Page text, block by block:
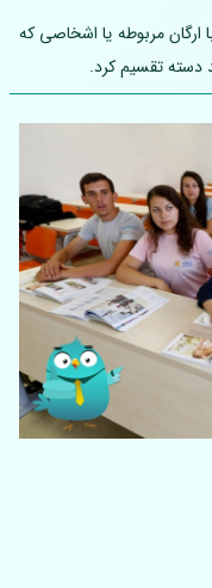
ارگان مربوطه یا اشخاصی که
دسته تقسیم کرد.